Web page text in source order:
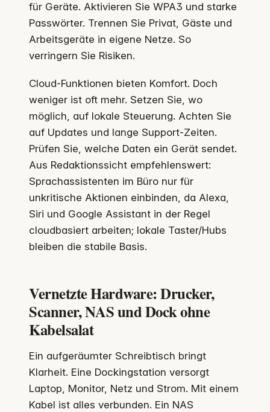
für Geräte. Aktivieren Sie WPA3 und starke
Passwörter. Trennen Sie Privat, Gäste und
Arbeitsgeräte in eigene Netze. So
verringern Sie Risiken.
Cloud-Funktionen bieten Komfort. Doch
weniger ist oft mehr. Setzen Sie, wo
möglich, auf lokale Steuerung. Achten Sie
auf Updates und lange Support-Zeiten.
Prüfen Sie, welche Daten ein Gerät sendet.
Aus Redaktionssicht empfehlenswert:
Sprachassistenten im Büro nur für
unkritische Aktionen einbinden, da Alexa,
Siri und Google Assistant in der Regel
cloudbasiert arbeiten; lokale Taster/Hubs
bleiben die stabile Basis.
Vernetzte Hardware: Drucker,
Scanner, NAS und Dock ohne
Kabelsalat
Ein aufgeräumter Schreibtisch bringt
Klarheit. Eine Dockingstation versorgt
Laptop, Monitor, Netz und Strom. Mit einem
Kabel ist alles verbunden. Ein NAS